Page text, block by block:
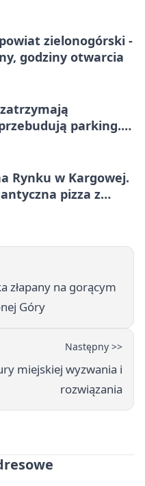
zielonogórski -
godziny otwarcia
parking.
Rynku w Kargowej.
pizza z
złapany na gorącym
Góry
Następny >>
miejskiej wyzwania i
rozwiązania